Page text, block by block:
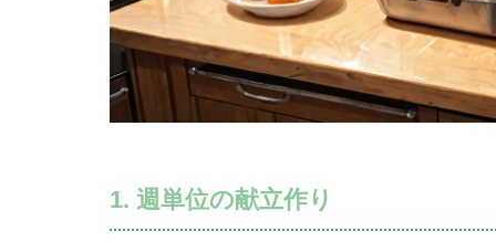
1. 週単位の献立作り